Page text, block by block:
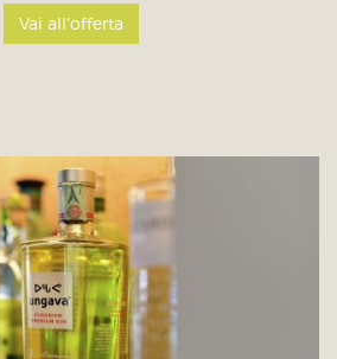
Vai all'offerta